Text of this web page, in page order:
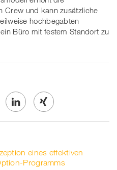
Crew und kann zusätzliche
hochbegabten
Büro mit festem Standort zu
Share
linkedin
Share
Xing
eines effektiven
Programms